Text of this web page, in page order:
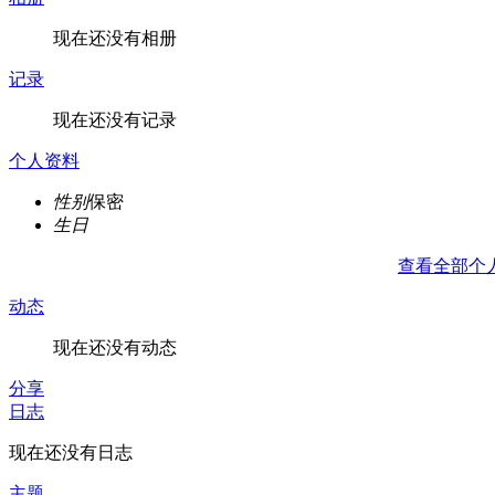
现在还没有相册
记录
现在还没有记录
个人资料
性别保密
生日
查看全部个
动态
现在还没有动态
分享
日志
现在还没有日志